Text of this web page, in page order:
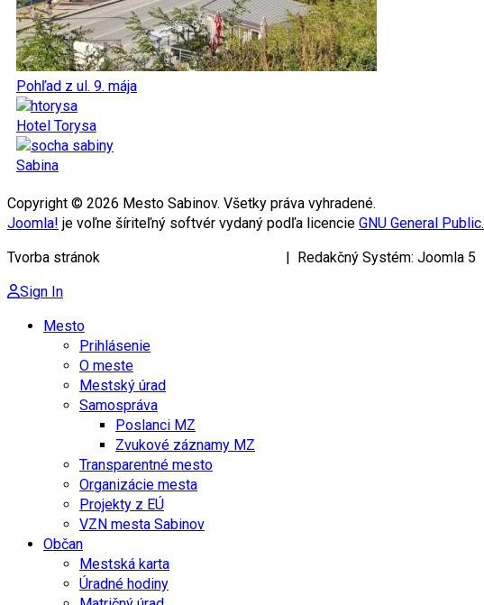
Pohľad z ul. 9. mája
Hotel Torysa
Sabina
Copyright © 2026 Mesto Sabinov. Všetky práva vyhradené.
Joomla! je voľne šíriteľný softvér vydaný podľa licencie GNU General Public.
Tvorba stránok
| Redakčný Systém: Joomla 5
Sign In
Mesto
Prihlásenie
O meste
Mestský úrad
Samospráva
Poslanci MZ
Zvukové záznamy MZ
Transparentné mesto
Organizácie mesta
Projekty z EÚ
VZN mesta Sabinov
Občan
Mestská karta
Úradné hodiny